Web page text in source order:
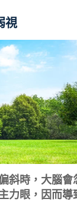
視
斜時，大腦會
力眼，因而導